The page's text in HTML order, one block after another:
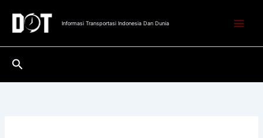
konten
Informasi Transportasi Indonesia Dan Dunia
Cari